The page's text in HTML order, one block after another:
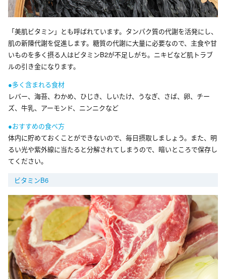
「美肌ビタミン」とも呼ばれています。タンパク質の代謝を活発にし、
肌の新陳代謝を促進します。糖質の代謝に大量に必要なので、主食や甘
いものを多く摂る人はビタミンB2が不足しがち。ニキビなど肌トラブ
ルの引き金になります。
●多く含まれる食材
レバー、海苔、わかめ、ひじき、しいたけ、うなぎ、さば、卵、チー
ズ、牛乳、アーモンド、ニンニクなど
●おすすめの食べ方
体内に貯めておくことができないので、毎日摂取しましょう。また、明
るい光や紫外線に当たると分解されてしまうので、暗いところで保存し
てください。
ビタミンB6